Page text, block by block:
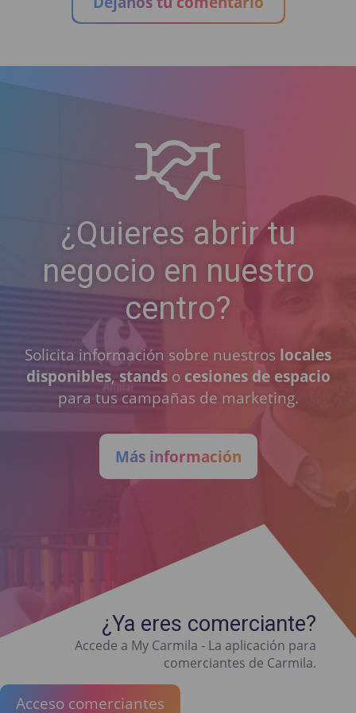
¿Quieres abrir tu
negocio en nuestro
centro?
Solicita información sobre nuestros locales
disponibles, standso cesiones de espacio
para tus campañas de marketing.
Más información
¿Ya eres comerciante?
Accede a My Carmila - La aplicación para
comerciantes de Carmila.
Acceso comerciantes